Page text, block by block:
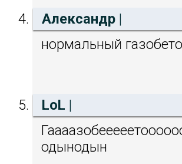
Александр |
нормальный
LoL |
одынодын